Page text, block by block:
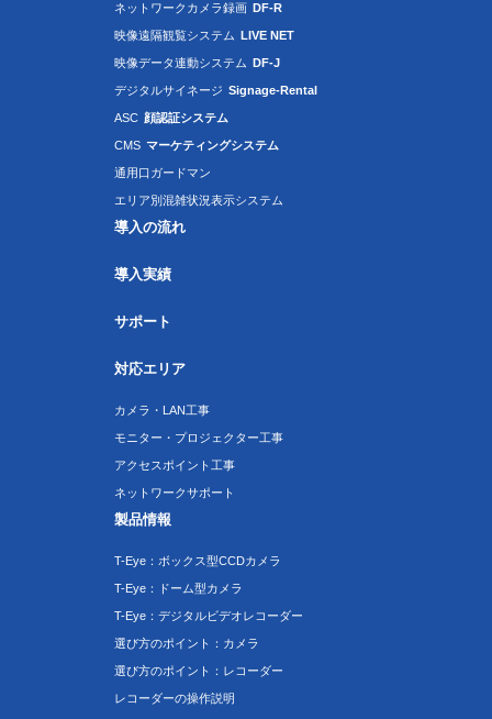
ネットワークカメラ録画 DF-R
映像遠隔観覧システム LIVE NET
映像データ連動システム DF-J
デジタルサイネージ Signage-Rental
ASC 顔認証システム
CMS マーケティングシステム
通用口ガードマン
エリア別混雑状況表示システム
導入の流れ
導入実績
サポート
対応エリア
カメラ・LAN工事
モニター・プロジェクター工事
アクセスポイント工事
ネットワークサポート
製品情報
T-Eye：ボックス型CCDカメラ
T-Eye：ドーム型カメラ
T-Eye：デジタルビデオレコーダー
選び方のポイント：カメラ
選び方のポイント：レコーダー
レコーダーの操作説明